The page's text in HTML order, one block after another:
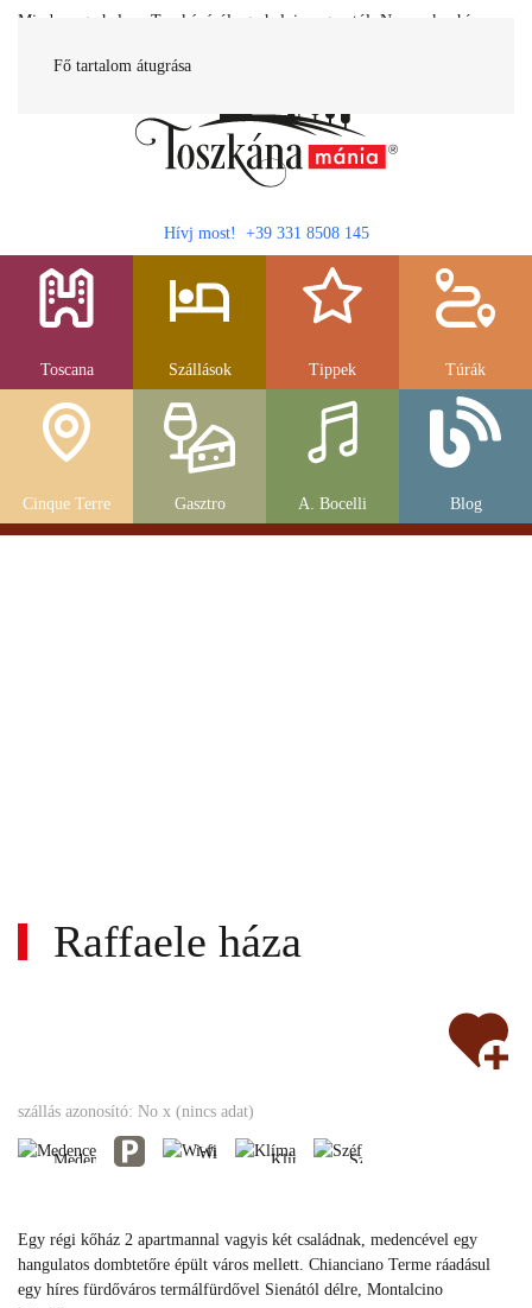
Fő tartalom átugrása
Minden egy helyen Toszkánáról egy helyi magyartól. Nemcsak a híres
gasztronomia....
Hívj most! +39 331 8508 145
Toscana Szállások Tippek Túrák
Cinque Terre Gasztro A. Bocelli Blog
Raffaele háza
szállás azonosító: No x (nincs adat)
Medence
Medence
Parkoló
ParkolóWi-
fi
Klíma Széf
Egy régi kőház 2 apartmannal vagyis két családnak, medencével egy
hangulatos dombtetőre épült város mellett. Chianciano Terme ráadásul
egy híres fürdőváros termálfürdővel Sienától délre, Montalcino